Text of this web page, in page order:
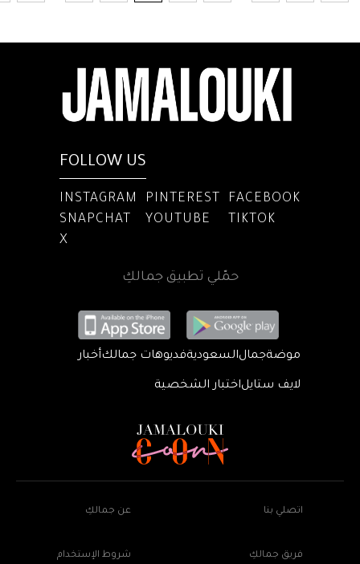
FOLLOW US
INSTAGRAM PINTEREST
FACEBOOK
SNAPCHAT
YOUTUBE
TIKTOK
X
حمّلي تطبيق جمالكِ
موضةجمالالسعوديةفديوهات جمالكأخبار
لايف ستايلاختبار الشخصية
اتصلي بنا عن جمالكِ
فريق جمالكِ شروط الإستخدام